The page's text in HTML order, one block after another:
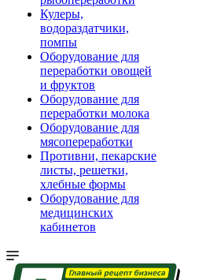
Кулеры,
водораздатчики,
помпы
Оборудование для
переработки овощей
и фруктов
Оборудование для
переработки молока
Оборудование для
мясопереработки
Противни, пекарские
листы, решетки,
хлебные формы
Оборудование для
медицинских
кабинетов